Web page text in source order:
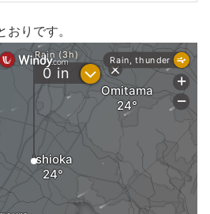
おりです。